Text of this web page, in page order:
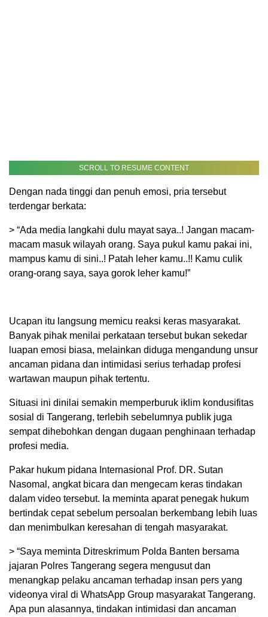
SCROLL TO RESUME CONTENT
Dengan nada tinggi dan penuh emosi, pria tersebut
terdengar berkata:
> “Ada media langkahi dulu mayat saya..! Jangan macam-
macam masuk wilayah orang. Saya pukul kamu pakai ini,
mampus kamu di sini..! Patah leher kamu..!! Kamu culik
orang-orang saya, saya gorok leher kamu!”
Ucapan itu langsung memicu reaksi keras masyarakat.
Banyak pihak menilai perkataan tersebut bukan sekedar
luapan emosi biasa, melainkan diduga mengandung unsur
ancaman pidana dan intimidasi serius terhadap profesi
wartawan maupun pihak tertentu.
Situasi ini dinilai semakin memperburuk iklim kondusifitas
sosial di Tangerang, terlebih sebelumnya publik juga
sempat dihebohkan dengan dugaan penghinaan terhadap
profesi media.
Pakar hukum pidana Internasional Prof. DR. Sutan
Nasomal, angkat bicara dan mengecam keras tindakan
dalam video tersebut. Ia meminta aparat penegak hukum
bertindak cepat sebelum persoalan berkembang lebih luas
dan menimbulkan keresahan di tengah masyarakat.
> “Saya meminta Ditreskrimum Polda Banten bersama
jajaran Polres Tangerang segera mengusut dan
menangkap pelaku ancaman terhadap insan pers yang
videonya viral di WhatsApp Group masyarakat Tangerang.
Apa pun alasannya, tindakan intimidasi dan ancaman